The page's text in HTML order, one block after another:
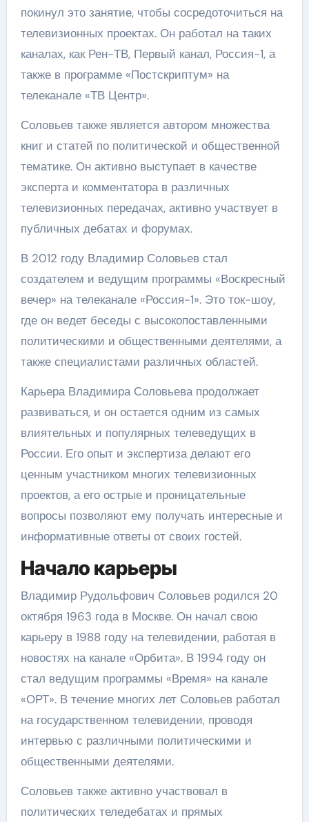
покинул это занятие, чтобы сосредоточиться на
телевизионных проектах. Он работал на таких
каналах, как Рен-ТВ, Первый канал, Россия-1, а
также в программе «Постскриптум» на
телеканале «ТВ Центр».
Соловьев также является автором множества
книг и статей по политической и общественной
тематике. Он активно выступает в качестве
эксперта и комментатора в различных
телевизионных передачах, активно участвует в
публичных дебатах и форумах.
В 2012 году Владимир Соловьев стал
создателем и ведущим программы «Воскресный
вечер» на телеканале «Россия-1». Это ток-шоу,
где он ведет беседы с высокопоставленными
политическими и общественными деятелями, а
также специалистами различных областей.
Карьера Владимира Соловьева продолжает
развиваться, и он остается одним из самых
влиятельных и популярных телеведущих в
России. Его опыт и экспертиза делают его
ценным участником многих телевизионных
проектов, а его острые и проницательные
вопросы позволяют ему получать интересные и
информативные ответы от своих гостей.
Начало карьеры
Владимир Рудольфович Соловьев родился 20
октября 1963 года в Москве. Он начал свою
карьеру в 1988 году на телевидении, работая в
новостях на канале «Орбита». В 1994 году он
стал ведущим программы «Время» на канале
«ОРТ». В течение многих лет Соловьев работал
на государственном телевидении, проводя
интервью с различными политическими и
общественными деятелями.
Соловьев также активно участвовал в
политических теледебатах и прямых